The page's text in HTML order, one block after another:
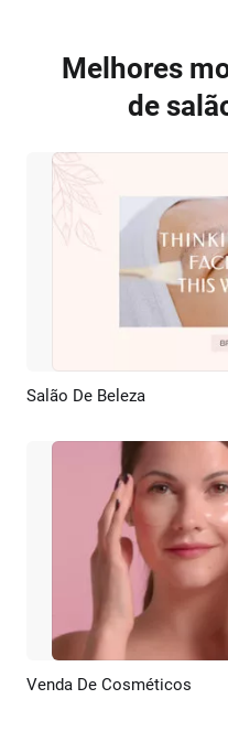
Melhores
de
Salão De Beleza
Pré-
Venda De Cosméticos